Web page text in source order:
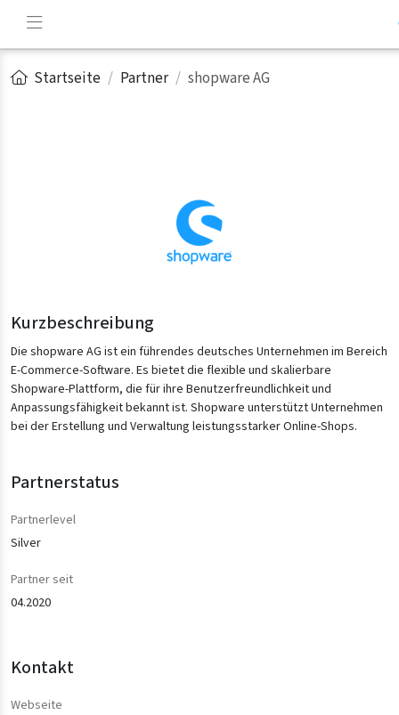
Startseite Partner shopware AG
Kurzbeschreibung
Die shopware AG ist ein führendes deutsches Unternehmen im Bereich
E-Commerce-Software. Es bietet die flexible und skalierbare
Shopware-Plattform, die für ihre Benutzerfreundlichkeit und
Anpassungsfähigkeit bekannt ist. Shopware unterstützt Unternehmen
bei der Erstellung und Verwaltung leistungsstarker Online-Shops.
Partnerstatus
Partnerlevel
Silver
Partner seit
04.2020
Kontakt
Webseite